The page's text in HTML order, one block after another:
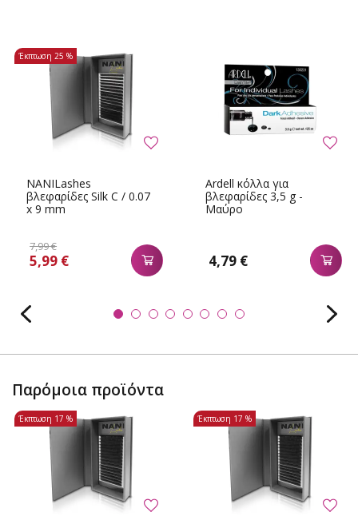
NANILashes
βλεφαρίδες Silk C / 0.07
x 9 mm
7,99 €
5,99 €
Έκπτωση 25 %
Ardell κόλλα για
βλεφαρίδες 3,5 g -
Μαύρο
4,79 €
Παρόμοια προϊόντα
Έκπτωση 17 % Έκπτωση 17 %